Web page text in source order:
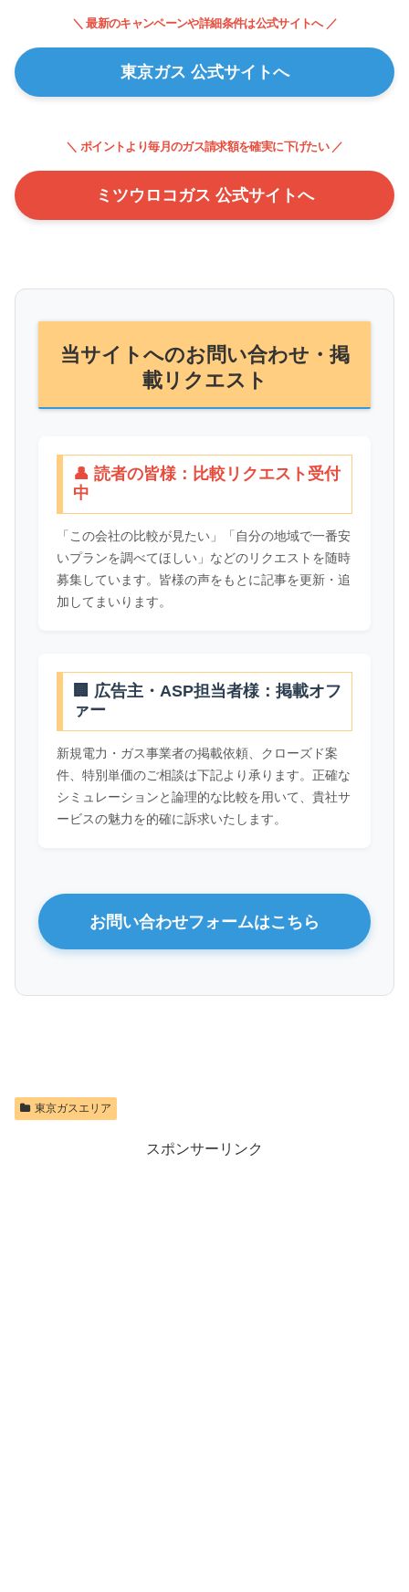
＼ 最新のキャンペーンや詳細条件は公式サイトへ ／
東京ガス 公式サイトへ
＼ ポイントより毎月のガス請求額を確実に下げたい ／
ミツウロコガス 公式サイトへ
当サイトへのお問い合わせ・掲
載リクエスト
👤 読者の皆様：比較リクエスト受付
中
「この会社の比較が見たい」「自分の地域で一番安
いプランを調べてほしい」などのリクエストを随時
募集しています。皆様の声をもとに記事を更新・追
加してまいります。
🏢 広告主・ASP担当者様：掲載オフ
ァー
新規電力・ガス事業者の掲載依頼、クローズド案
件、特別単価のご相談は下記より承ります。正確な
シミュレーションと論理的な比較を用いて、貴社サ
ービスの魅力を的確に訴求いたします。
お問い合わせフォームはこちら
東京ガスエリア
スポンサーリンク